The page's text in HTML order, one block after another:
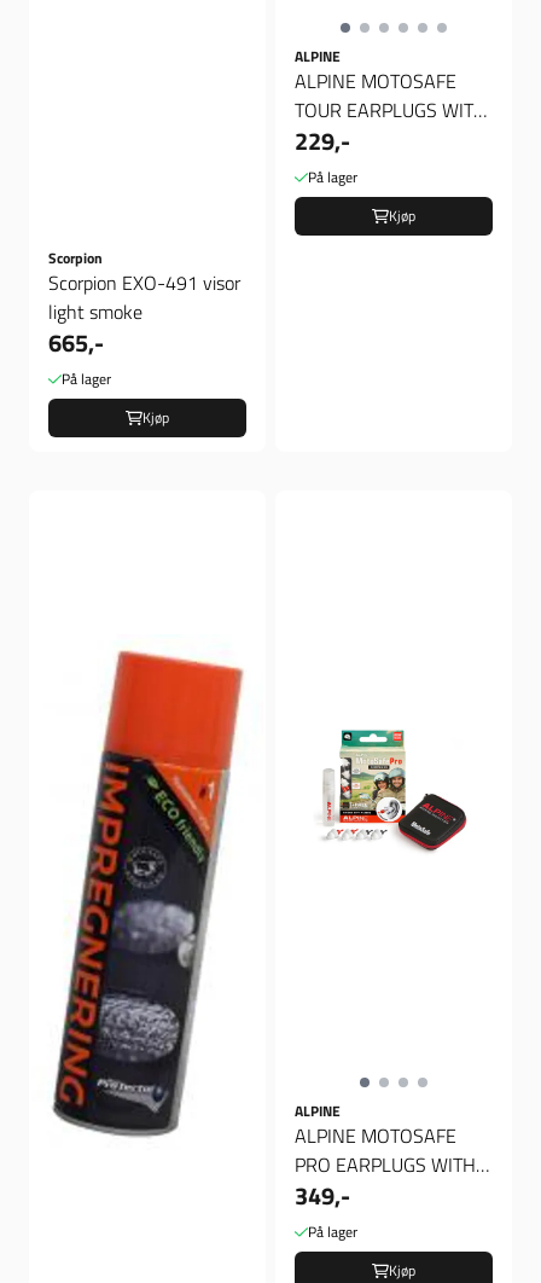
Scorpion
Scorpion EXO-491 visor
light smoke
665,-
På lager
Kjøp
ALPINE
ALPINE MOTOSAFE
TOUR EARPLUGS WITH
MINI GRIP, Øreplugger
229,-
På lager
Kjøp
ALPINE
ALPINE MOTOSAFE
PRO EARPLUGS WITH
MINI GRIP, Øreplugger
349,-
På lager
Kjøp